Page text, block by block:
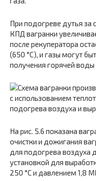
При подогреве дутья за
КПД вагранки
после рекуператора
(650 °С), и газы могут
получения горячей воды
На рис. 5.6 показана
очистки и дожигания
для подогрева воздуха
установкой для
250 °С и давлением 1,8